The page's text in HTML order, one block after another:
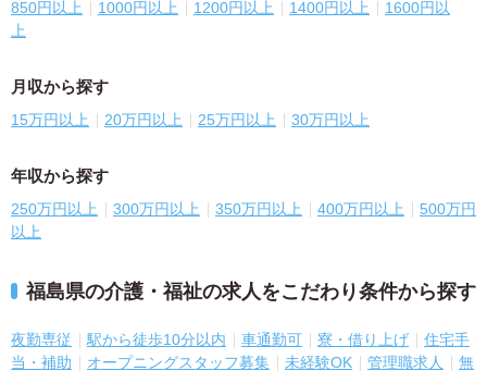
850円以上 1000円以上 1200円以上 1400円以上
1600円以
上
月収から探す
15万円以上 20万円以上 25万円以上 30万円以上
年収から探す
250万円以上 300万円以上 350万円以上 400万円以上
500万円
以上
福島県の介護・福祉の求人をこだわり条件から探す
夜勤専従 駅から徒歩10分以内 車通勤可 寮・借り上げ
住宅手
当・補助
オープニングスタッフ募集 未経験OK 管理職求人 無